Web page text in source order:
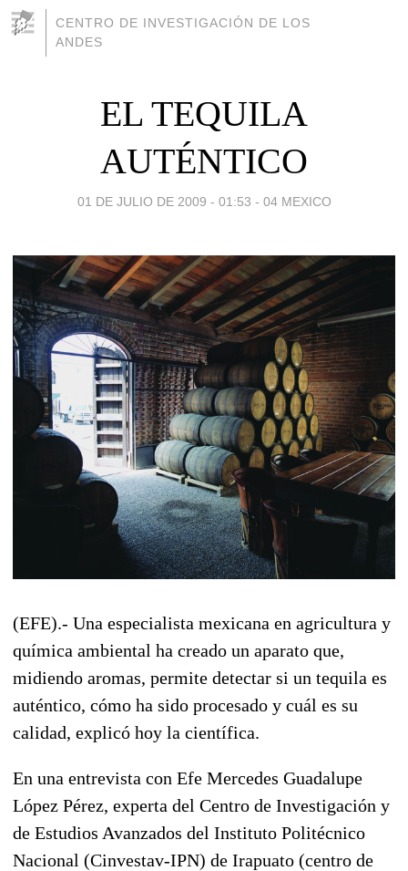
CENTRO DE INVESTIGACIÓN DE LOS
ANDES
EL TEQUILA
AUTÉNTICO
01 DE JULIO DE 2009 - 01:53 - 04 MEXICO
(EFE).- Una especialista mexicana en agricultura y
química ambiental ha creado un aparato que,
midiendo aromas, permite detectar si un tequila es
auténtico, cómo ha sido procesado y cuál es su
calidad, explicó hoy la científica.
En una entrevista con Efe Mercedes Guadalupe
López Pérez, experta del Centro de Investigación y
de Estudios Avanzados del Instituto Politécnico
Nacional (Cinvestav-IPN) de Irapuato (centro de